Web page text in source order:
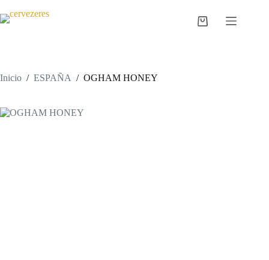
al
contenido
Carro
Inicio / ESPAÑA / OGHAM HONEY